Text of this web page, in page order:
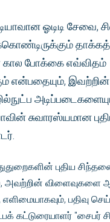
ஓடிடி சேவை,
கால போக்கை எவ்விதம்
என்பதையும்,
சுவாரஸ்யமான
புதிய
அவற்றின் விளைவுகளை
எளிமையாகவும், பதிவு
கட்டுரையாளர் "சைபர்